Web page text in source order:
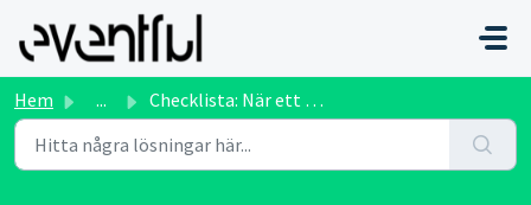
Hoppa över till huvudinnehåll
Hem ... Checklista: När ett konto inte synkas eller låses (snabbg...